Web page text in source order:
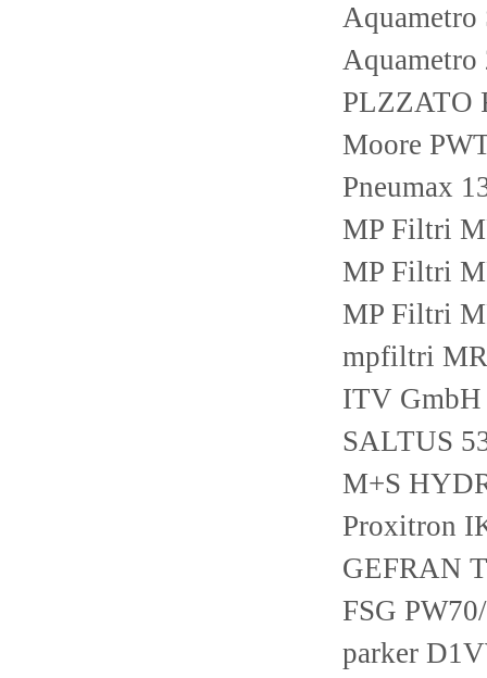
PLZZATO
Moore
Pneumax
MP Filtri
MP Filtri
MP Filtri
mpfiltri
ITV
SALTUS
M+S
Proxitron
GEFRAN
FSG
parker